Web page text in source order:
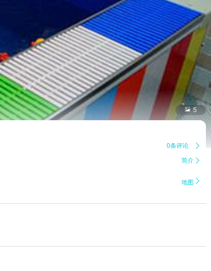
 5
0条评论 
简介 
地图 